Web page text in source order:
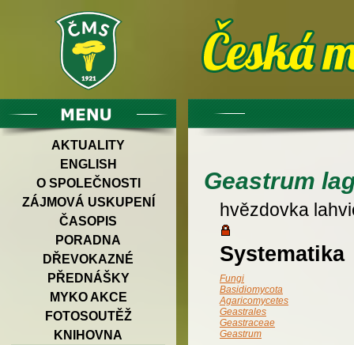
AKTUALITY
ENGLISH
O SPOLEČNOSTI
ZÁJMOVÁ USKUPENÍ
ČASOPIS
PORADNA
DŘEVOKAZNÉ
PŘEDNÁŠKY
MYKO AKCE
FOTOSOUTĚŽ
KNIHOVNA
Geastrum
hvězdovka
Systematika
Fungi
Basidiomycota
Agaricomycetes
Geastrales
Geastraceae
Geastrum